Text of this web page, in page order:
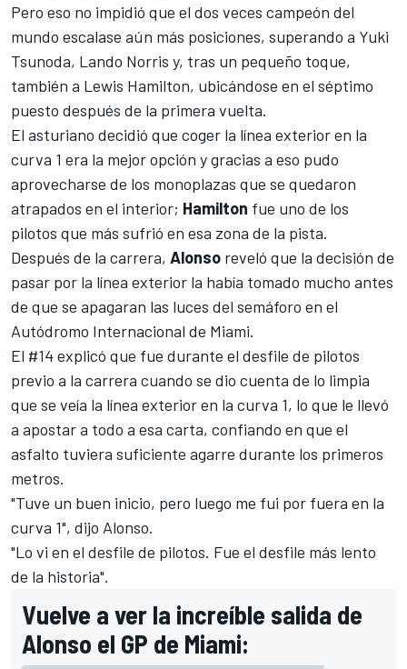
Pero eso no impidió que el dos veces campeón del
mundo escalase aún más posiciones, superando a Yuki
Tsunoda, Lando Norris y, tras un pequeño toque,
también a Lewis Hamilton, ubicándose en el séptimo
puesto después de la primera vuelta.
El asturiano decidió que coger la línea exterior en la
curva 1 era la mejor opción y gracias a eso pudo
aprovecharse de los monoplazas que se quedaron
atrapados en el interior; Hamilton fue uno de los
pilotos que más sufrió en esa zona de la pista.
Después de la carrera, Alonso reveló que la decisión de
pasar por la línea exterior la había tomado mucho antes
de que se apagaran las luces del semáforo en el
Autódromo Internacional de Miami.
El #14 explicó que fue durante el desfile de pilotos
previo a la carrera cuando se dio cuenta de lo limpia
que se veía la línea exterior en la curva 1, lo que le llevó
a apostar a todo a esa carta, confiando en que el
asfalto tuviera suficiente agarre durante los primeros
metros.
"Tuve un buen inicio, pero luego me fui por fuera en la
curva 1", dijo Alonso.
"Lo vi en el desfile de pilotos. Fue el desfile más lento
de la historia".
Vuelve a ver la increíble salida de
Alonso el GP de Miami: